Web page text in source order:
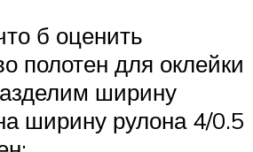
б оценить
полотен для оклейки
ширину
ширину рулона 4/0.5